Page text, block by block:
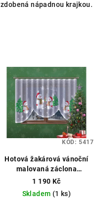
5
zdobená nápadnou krajkou.
Hotová žakárová vánoční
malovaná záclona
Sněhuláci 300x150cm
1 190 Kč
Skladem (1 ks)
KÓD: 5417